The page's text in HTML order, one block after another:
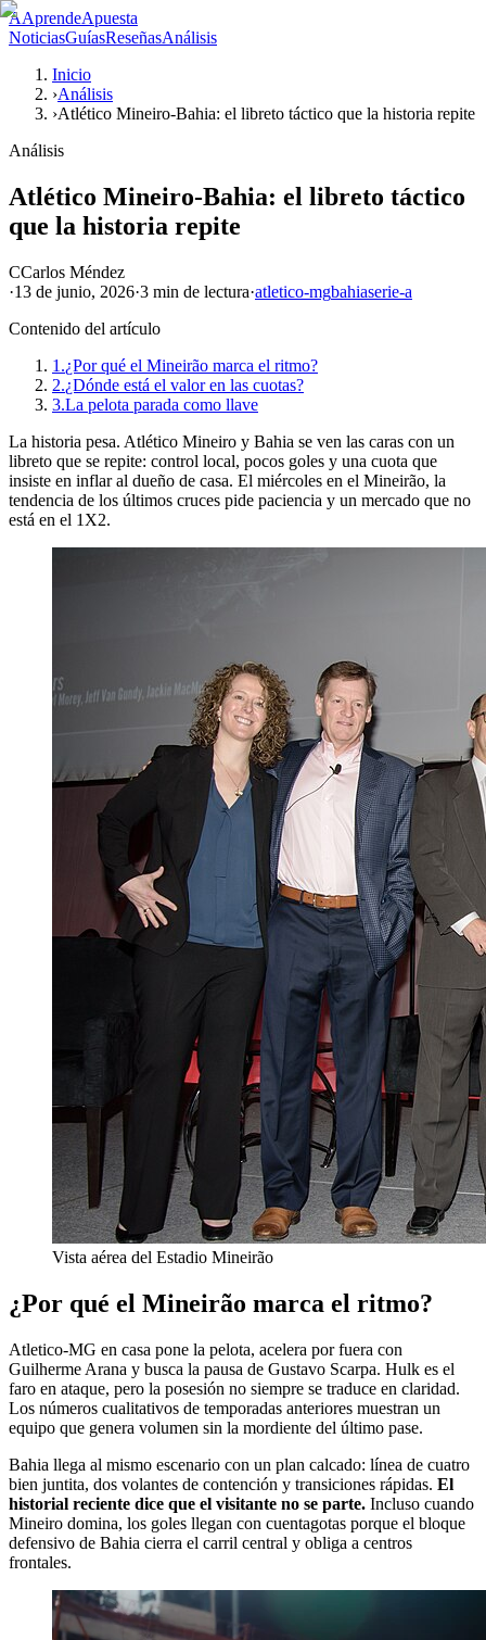
AAprendeApuesta
NoticiasGuíasReseñasAnálisis
Inicio
›Análisis
›Atlético Mineiro-Bahia: el libreto táctico que la historia repite
Análisis
Atlético Mineiro-Bahia: el libreto táctico
que la historia repite
CCarlos Méndez
·13 de junio, 2026·3 min de lectura·atletico-mgbahiaserie-a
Contenido del artículo
1.¿Por qué el Mineirão marca el ritmo?
2.¿Dónde está el valor en las cuotas?
3.La pelota parada como llave
La historia pesa. Atlético Mineiro y Bahia se ven las caras con un
libreto que se repite: control local, pocos goles y una cuota que
insiste en inflar al dueño de casa. El miércoles en el Mineirão, la
tendencia de los últimos cruces pide paciencia y un mercado que no
está en el 1X2.
Vista aérea del Estadio Mineirão
¿Por qué el Mineirão marca el ritmo?
Atletico-MG en casa pone la pelota, acelera por fuera con
Guilherme Arana y busca la pausa de Gustavo Scarpa. Hulk es el
faro en ataque, pero la posesión no siempre se traduce en claridad.
Los números cualitativos de temporadas anteriores muestran un
equipo que genera volumen sin la mordiente del último pase.
Bahia llega al mismo escenario con un plan calcado: línea de cuatro
bien juntita, dos volantes de contención y transiciones rápidas. El
historial reciente dice que el visitante no se parte. Incluso cuando
Mineiro domina, los goles llegan con cuentagotas porque el bloque
defensivo de Bahia cierra el carril central y obliga a centros
frontales.